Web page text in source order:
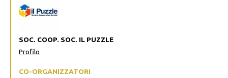
SOC. COOP. SOC. IL PUZZLE
Profilo
CO-ORGANIZZATORI